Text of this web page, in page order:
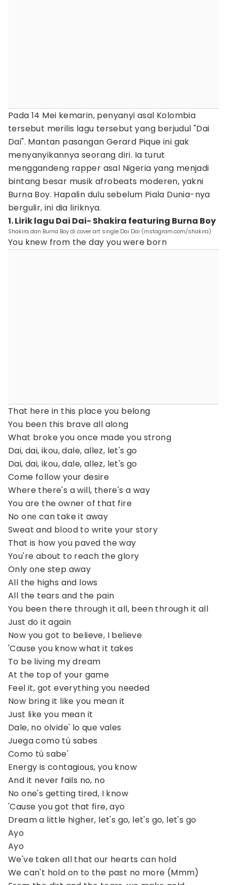
Pada 14 Mei kemarin, penyanyi asal Kolombia
tersebut merilis lagu tersebut yang berjudul "Dai
Dai". Mantan pasangan Gerard Pique ini gak
menyanyikannya seorang diri. Ia turut
menggandeng rapper asal Nigeria yang menjadi
bintang besar musik afrobeats moderen, yakni
Burna Boy. Hapalin dulu sebelum Piala Dunia-nya
bergulir, ini dia liriknya.
1. Lirik lagu Dai Dai- Shakira featuring Burna Boy
Shakira dan Burna Boy di cover art single Dai Dai (instagram.com/shakira)
You knew from the day you were born
That here in this place you belong
You been this brave all along
What broke you once made you strong
Dai, dai, ikou, dale, allez, let's go
Dai, dai, ikou, dale, allez, let's go
Come follow your desire
Where there's a will, there's a way
You are the owner of that fire
No onе can take it away
Sweat and blood to write your story
That is how you pavеd the way
You're about to reach the glory
Only one step away
All the highs and lows
All the tears and the pain
You been there through it all, been through it all
Just do it again
Now you got to believe, I believe
'Cause you know what it takes
To be living my dream
At the top of your game
Feel it, got everything you needed
Now bring it like you mean it
Just like you mean it
Dale, no olvide' lo que vales
Juega como tú sabes
Como tú sabe'
Energy is contagious, you know
And it never fails no, no
No one's getting tired, I know
'Cause you got that fire, ayo
Dream a little higher, let's go, let's go, let's go
Ayo
Ayo
We've taken all that our hearts can hold
We can't hold on to the past no more (Mmm)